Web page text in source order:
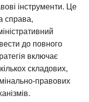
інструменти. Це
справа,
до повного
включає
складових,
правових